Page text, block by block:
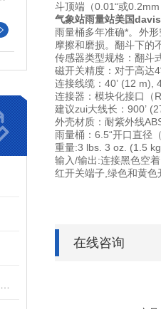
斗顶端（0.01“或
气象站雨量站美国
雨量桶多年准确*。外
摩擦和磨损。翻斗下的
传感器类型规格：翻斗
磁开关精度：对于高达
连接线缆：40’ (12 m),
连接器：模块化接口（
建议zui大线长：900’
外壳材质：耐紫外线
雨量桶：6.5“开口直径
重量:3 lbs. 3 oz. (1.5
输入/输出:连接黑色空着
红开关端子,绿色和黄色
在线咨询